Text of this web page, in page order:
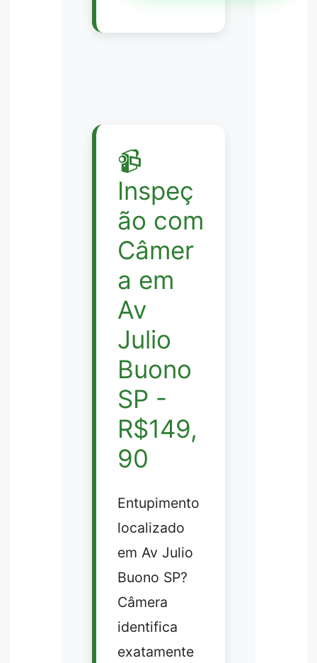
📹
Inspeç
ão com
Câmer
a em
Av
Julio
Buono
SP -
R$149,
90
Entupimento
localizado
em Av Julio
Buono SP?
Câmera
identifica
exatamente